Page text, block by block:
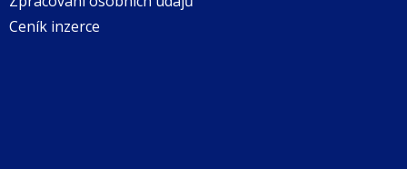
Ceník inzerce